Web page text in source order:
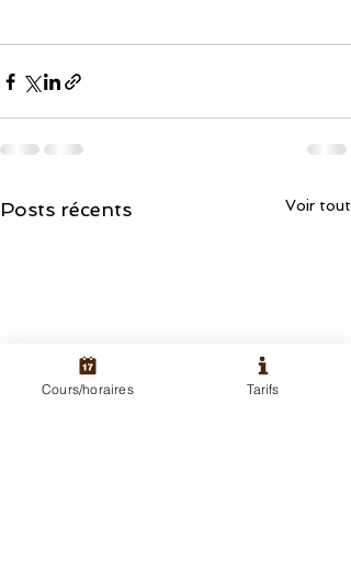
Posts récents Voir tout
Cours/horaires Tarifs